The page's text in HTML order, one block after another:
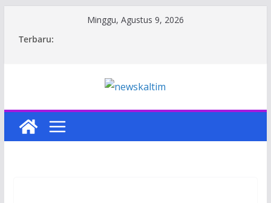
Minggu, Agustus 9, 2026
Terbaru: